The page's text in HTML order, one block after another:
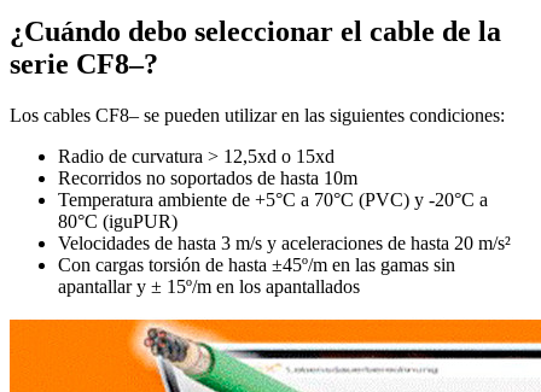
¿Cuándo debo seleccionar el cable de la
serie CF8–?
Los cables CF8– se pueden utilizar en las siguientes condiciones:
Radio de curvatura > 12,5xd o 15xd
Recorridos no soportados de hasta 10m
Temperatura ambiente de +5°C a 70°C (PVC) y -20°C a
80°C (iguPUR)
Velocidades de hasta 3 m/s y aceleraciones de hasta 20 m/s²
Con cargas torsión de hasta ±45º/m en las gamas sin
apantallar y ± 15º/m en los apantallados